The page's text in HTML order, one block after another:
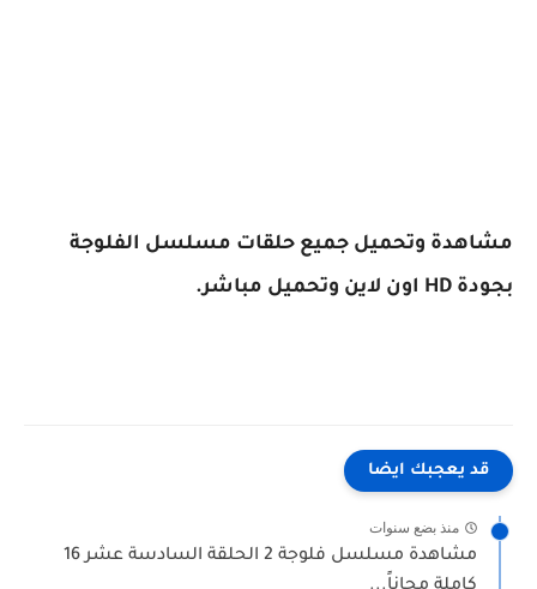
مشاهدة وتحميل جميع حلقات مسلسل الفلوجة
بجودة HD اون لاين وتحميل مباشر.
قد يعجبك ايضا
منذ بضع سنوات
مشاهدة مسلسل فلوجة 2 الحلقة السادسة عشر 16